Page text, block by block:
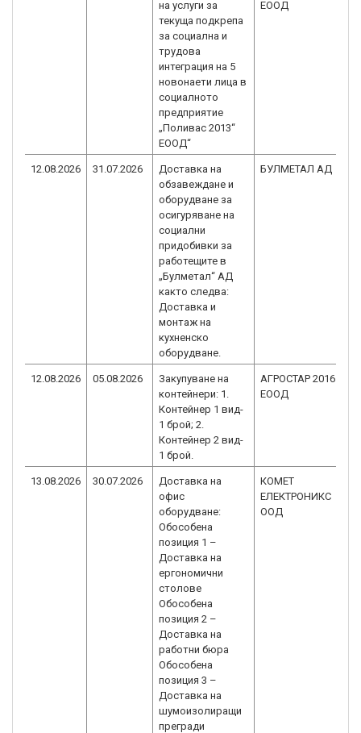
на услуги за
текуща подкрепа
за социална и
трудова
интеграция на 5
новонаети лица в
социалното
предприятие
„Поливас 2013“
ЕООД“
ЕООД
12.08.2026 31.07.2026
Доставка на
обзавеждане и
оборудване за
осигуряване на
социални
придобивки за
работещите в
„Булметал“ АД
както следва:
Доставка и
монтаж на
кухненско
оборудване.
БУЛМЕТАЛ АД
12.08.2026 05.08.2026
Закупуване на
контейнери: 1.
Контейнер 1 вид-
1 брой; 2.
Контейнер 2 вид-
1 брой.
АГРОСТАР 2016
ЕООД
13.08.2026 30.07.2026
Доставка на
офис
оборудване:
Обособена
позиция 1 –
Доставка на
ергономични
столове
Обособена
позиция 2 –
Доставка на
работни бюра
Обособена
позиция 3 –
Доставка на
шумоизолиращи
прегради
КОМЕТ
ЕЛЕКТРОНИКС
ООД